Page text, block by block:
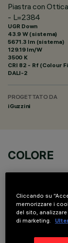
Piastra con
- L=2384
UGR Down
43.9 W (sistema)
5671.3 lm (sistema)
129.19 lm/W
3500 K
CRI 82 - Rf (Colour
DALI-2
PROGETTATO DA
iGuzzini
COLORE
Cliccando su
memorizzare i
del sito,
di marketing.